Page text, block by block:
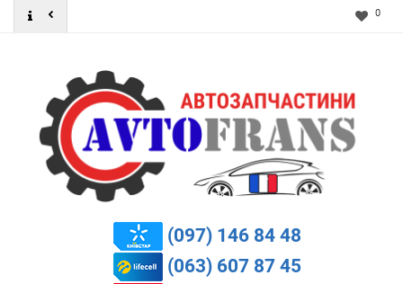
0
(097) 146 84 48
(063) 607 87 45